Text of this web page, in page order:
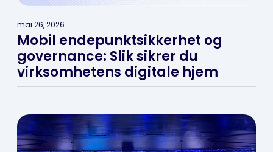
mai 26, 2026
Mobil endepunktsikkerhet og
governance: Slik sikrer du
virksomhetens digitale hjem